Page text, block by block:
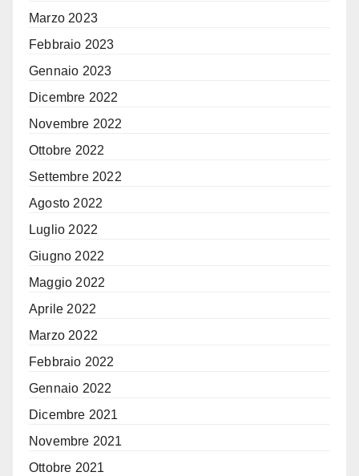
Marzo 2023
Febbraio 2023
Gennaio 2023
Dicembre 2022
Novembre 2022
Ottobre 2022
Settembre 2022
Agosto 2022
Luglio 2022
Giugno 2022
Maggio 2022
Aprile 2022
Marzo 2022
Febbraio 2022
Gennaio 2022
Dicembre 2021
Novembre 2021
Ottobre 2021